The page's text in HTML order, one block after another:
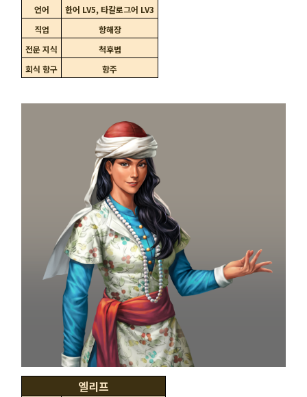
언어
한어 LV5, 타갈로그어 LV3
직업
항해장
전문 지식
척후법
회식 항구
항주
엘리프